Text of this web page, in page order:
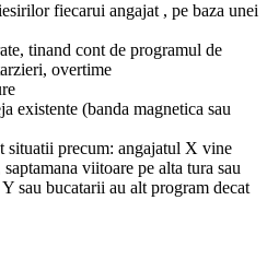
fiecarui angajat , pe baza unei
tinand cont de programul de
overtime
existente (banda magnetica sau
situatii precum: angajatul X vine
viitoare pe alta tura sau
sau bucatarii au alt program decat